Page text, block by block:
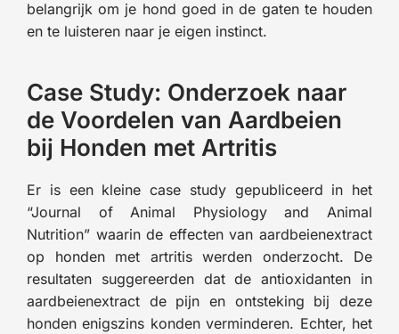
belangrijk om je hond goed in de gaten te houden
en te luisteren naar je eigen instinct.
Case Study: Onderzoek naar
de Voordelen van Aardbeien
bij Honden met Artritis
Er is een kleine case study gepubliceerd in het
“Journal of Animal Physiology and Animal
Nutrition” waarin de effecten van aardbeienextract
op honden met artritis werden onderzocht. De
resultaten suggereerden dat de antioxidanten in
aardbeienextract de pijn en ontsteking bij deze
honden enigszins konden verminderen. Echter, het